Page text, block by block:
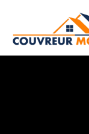
contenu